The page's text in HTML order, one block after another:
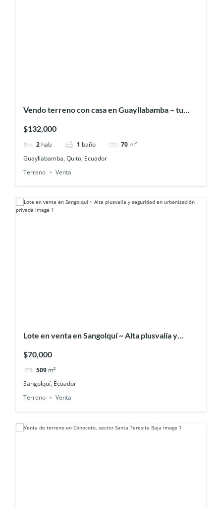
Vendo terreno con casa en Guayllabamba – tu
tranquilidad
$132,000
2 hab 1 baño 70 m²
Guayllabamba, Quito, Ecuador
Terreno
Venta
Lote en venta en Sangolquí ~ Alta plusvalía y
$70,000
509 m²
Sangolquí, Ecuador
Terreno
Venta